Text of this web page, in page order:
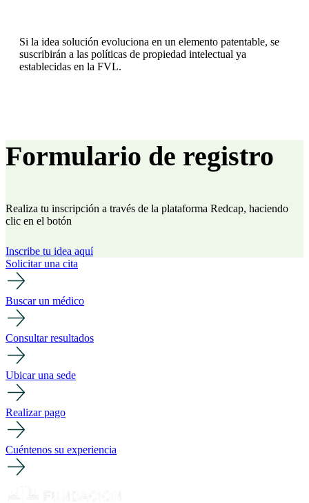
Si la idea solución evoluciona en un elemento patentable, se
suscribirán a las políticas de propiedad intelectual ya
establecidas en la FVL.
Formulario de registro
Realiza tu inscripción a través de la plataforma Redcap, haciendo
clic en el botón
Inscribe tu idea aquí
Solicitar una cita
Buscar un médico
Consultar resultados
Ubicar una sede
Realizar pago
Cuéntenos su experiencia